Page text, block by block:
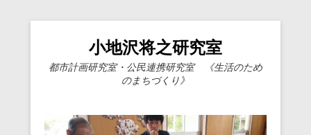
小地沢将之研究室
都市計画研究室・公民連携研究室 《生活のため
のまちづくり》